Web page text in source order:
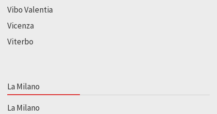
Vibo Valentia
Vicenza
Viterbo
La Milano
La Milano